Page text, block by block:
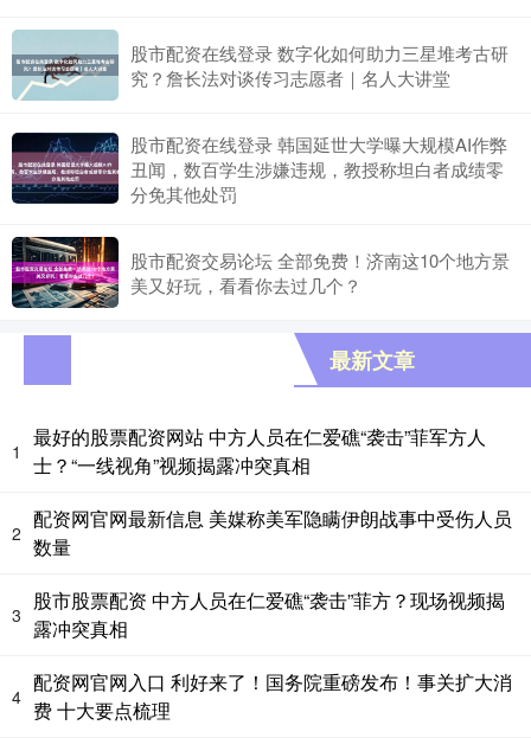
股市配资在线登录 数字化如何助力三星堆考古研
究？詹长法对谈传习志愿者｜名人大讲堂
股市配资在线登录 韩国延世大学曝大规模AI作弊
丑闻，数百学生涉嫌违规，教授称坦白者成绩零
分免其他处罚
股市配资交易论坛 全部免费！济南这10个地方景
美又好玩，看看你去过几个？
最新文章
1
最好的股票配资网站 中方人员在仁爱礁“袭击”菲军方人
士？“一线视角”视频揭露冲突真相
2
配资网官网最新信息 美媒称美军隐瞒伊朗战事中受伤人员
数量
3
股市股票配资 中方人员在仁爱礁“袭击”菲方？现场视频揭
露冲突真相
4
配资网官网入口 利好来了！国务院重磅发布！事关扩大消
费 十大要点梳理